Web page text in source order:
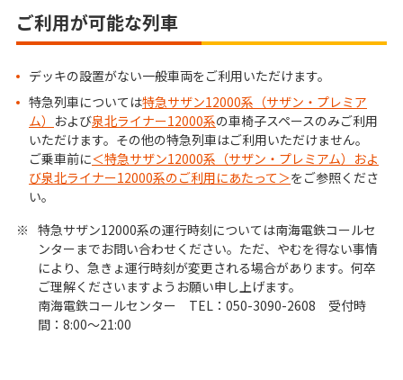
ご利用が可能な列車
デッキの設置がない一般車両をご利用いただけます。
特急列車については特急サザン12000系（サザン・プレミア
ム） および泉北ライナー12000系の車椅子スペースのみご利用
いただけます。その他の特急列車はご利用いただけません。
ご乗車前に＜特急サザン12000系（サザン・プレミアム）およ
び泉北ライナー12000系のご利用にあたって＞をご参照くださ
い。
※ 特急サザン12000系の運行時刻については南海電鉄コールセ
ンターまでお問い合わせください。ただ、やむを得ない事情
により、急きょ運行時刻が変更される場合があります。何卒
ご理解くださいますようお願い申し上げます。
南海電鉄コールセンター TEL：050-3090-2608 受付時
間：8:00～21:00